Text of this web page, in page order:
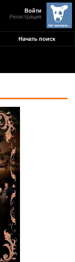
Войти
Регистрация